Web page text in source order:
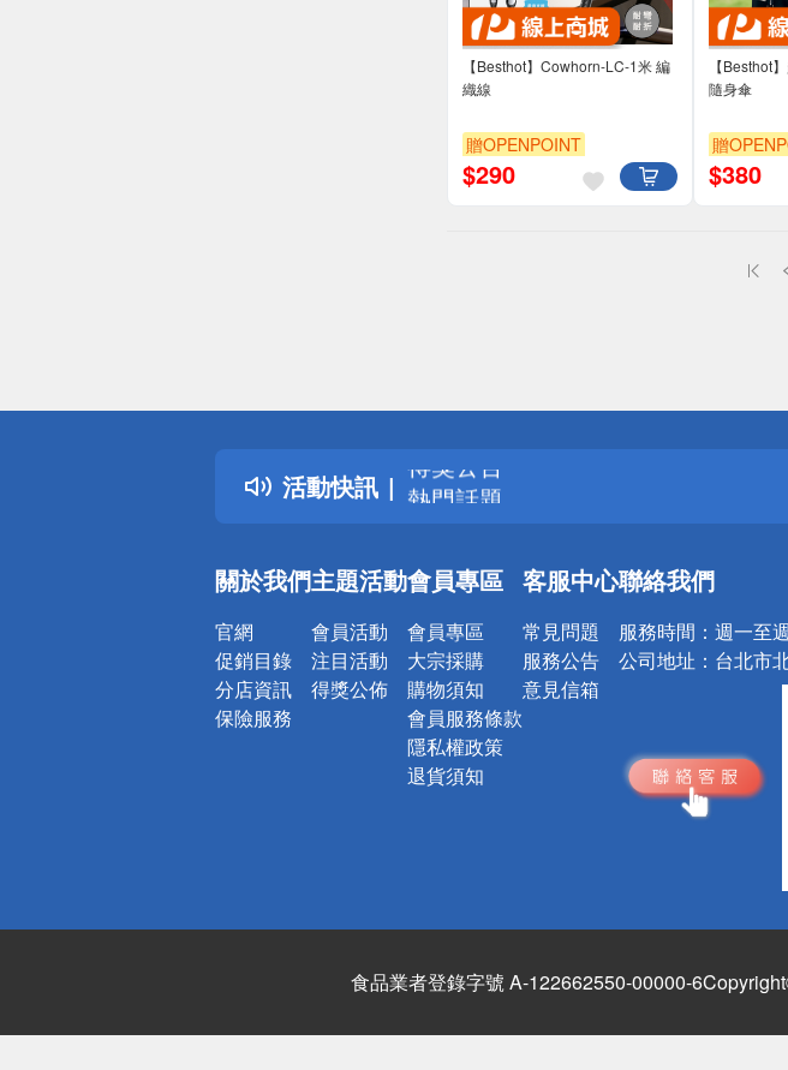
【Besthot】Cowhorn-LC-1米 編
織線
贈OPENPOINT
$290
【Besthot
隨身傘
贈
$380
活動快訊
詐騙網頁！請小心！
得獎公告
熱門話題
銀行優惠
詐騙網頁！請小心！
關於我們
官網
促銷目錄
分店資訊
保險服務
主題活動
會員活動
注目活動
得獎公佈
會員專區
會員專區
大宗採購
購物須知
會員服務條款
隱私權政策
退貨須知
客服中心
常見問題
服務公告
意見信箱
聯絡我們
服務時間： 週一至
公司地址： 台北市
食品業者登錄字號 A-122662550-00000-6